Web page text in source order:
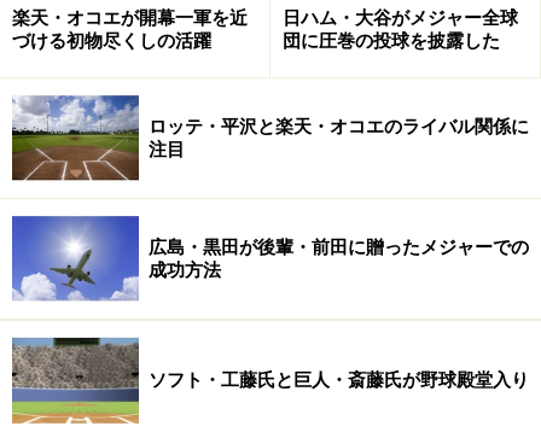
生まれかねない。野球界でも決して例外ではなく、監督
と選手との関係においてもこのハンドリングは重要であ
その点、若い指導者は、選手との年齢差も小さく、大き
ームに来季の活躍、巻き返しが期待できる。
※記事内容は執筆時点のものです。最新の内容をご確認くださ
い。
【編集部おすすめの購入サイト】
楽天・オコエが開幕一軍を近
づける初物尽くしの活躍
日ハム・大谷がメジャー全球
団に圧巻の投球を披露した
ロッテ・平沢と楽天・オコエのライバル関係に
注目
広島・黒田が後輩・前田に贈ったメジャーでの
成功方法
ソフト・工藤氏と巨人・斎藤氏が野球殿堂入り